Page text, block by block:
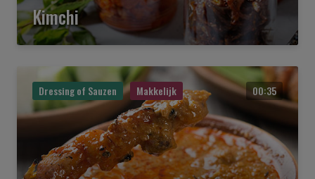
Kimchi
Dressing of Sauzen Makkelijk 00:35